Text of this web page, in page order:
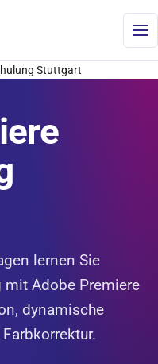
Stuttgart
lernen Sie
Adobe Premiere
dynamische